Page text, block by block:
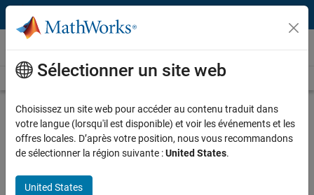
Passer au contenu
Actualités
Actualités Ressources médias Communiqués de presse
MathWorks lance de nouveaux
hardware support packages Renesas
pour permettre le prototypage rapide
de systèmes embarqués, pour les
Sélectionner un site web
Choisissez un site web pour accéder au contenu traduit dans
votre langue (lorsqu'il est disponible) et voir les événements et les
offres locales. D’après votre position, nous vous recommandons
de sélectionner la région suivante :United States.
United States